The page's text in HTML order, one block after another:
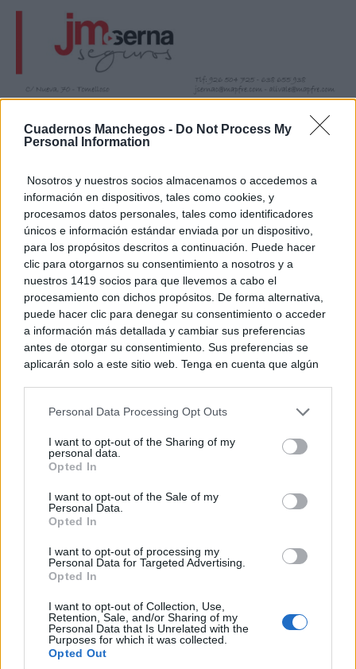
Cuadernos Manchegos - Do Not Process My
Personal Information
Nosotros y nuestros socios almacenamos o accedemos a
información en dispositivos, tales como cookies, y
procesamos datos personales, tales como identificadores
únicos e información estándar enviada por un dispositivo,
para los propósitos descritos a continuación. Puede hacer
clic para otorgarnos su consentimiento a nosotros y a
nuestros 1419 socios para que llevemos a cabo el
procesamiento con dichos propósitos. De forma alternativa,
puede hacer clic para denegar su consentimiento o acceder
a información más detallada y cambiar sus preferencias
antes de otorgar su consentimiento. Sus preferencias se
aplicarán solo a este sitio web. Tenga en cuenta que algún
rechazar tal procesamiento. Puede cambiar sus preferencias
a este sitio y haciendo clic en el botón "Privacidad" en la
parte inferior de la página web.
Please note that this website/app uses one or more Google
services and may gather and store information including but
not limited to your visit or usage behaviour. You may click to
use your data for below specified purposes in below Google
consent section.
Personal Data Processing Opt Outs
I want to opt-out of the Sharing of my
personal data.
Opted In
I want to opt-out of the Sale of my
Personal Data.
Opted In
I want to opt-out of processing my
Personal Data for Targeted Advertising.
Opted In
I want to opt-out of Collection, Use,
Retention, Sale, and/or Sharing of my
Personal Data that Is Unrelated with the
Purposes for which it was collected.
Opted Out
Coordinadora de Ciudadanos en Castilla-La
TE RECOMENDAMOS
Corepunk MMORPG
Un verdadero MMORPG de la vieja escuela ¡Cómo los
de antes, pero mejor!